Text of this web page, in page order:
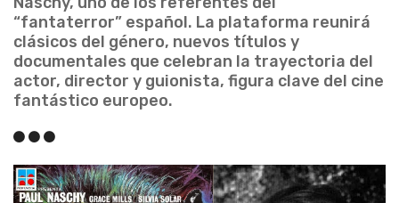
“fantaterror” español. La plataforma reunirá
clásicos del género, nuevos títulos y
documentales que celebran la trayectoria del
actor, director y guionista, figura clave del cine
fantástico europeo.